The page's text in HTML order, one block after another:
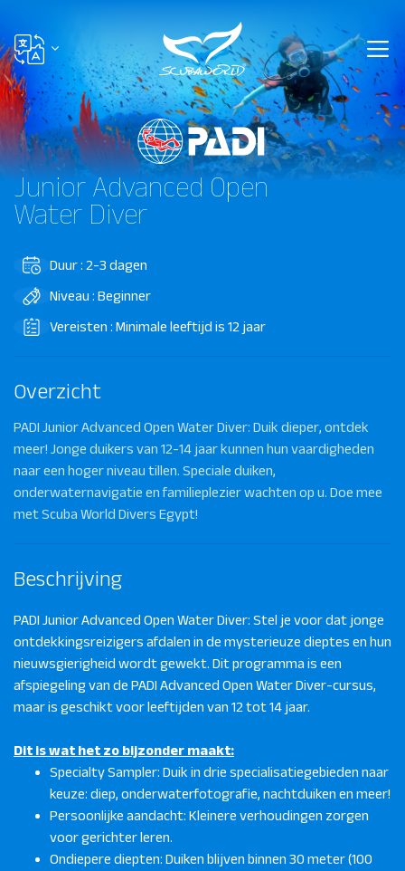
Junior Advanced Open
Water Diver
Duur : 2-3 dagen
Niveau : Beginner
Vereisten : Minimale leeftijd is 12 jaar
Overzicht
PADI Junior Advanced Open Water Diver: Duik dieper, ontdek
meer! Jonge duikers van 12-14 jaar kunnen hun vaardigheden
naar een hoger niveau tillen. Speciale duiken,
onderwaternavigatie en familieplezier wachten op u. Doe mee
met Scuba World Divers Egypt!
Beschrijving
PADI Junior Advanced Open Water Diver: Stel je voor dat jonge
ontdekkingsreizigers afdalen in de mysterieuze dieptes en hun
nieuwsgierigheid wordt gewekt. Dit programma is een
afspiegeling van de PADI Advanced Open Water Diver-cursus,
maar is geschikt voor leeftijden van 12 tot 14 jaar.
Dit is wat het zo bijzonder maakt:
Specialty Sampler: Duik in drie specialisatiegebieden naar
keuze: diep, onderwaterfotografie, nachtduiken en meer!
Persoonlijke aandacht: Kleinere verhoudingen zorgen
voor gerichter leren.
Ondiepere diepten: Duiken blijven binnen 30 meter (100